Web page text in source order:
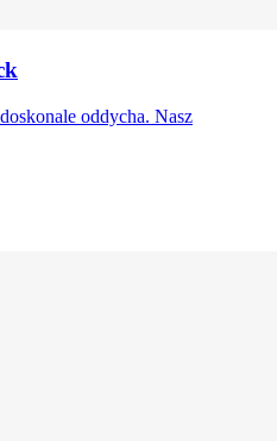
oddycha. Nasz